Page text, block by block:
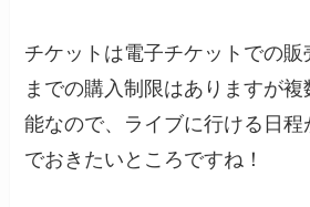
チケットは電子チケットでの
までの購入制限はありますが
能なので、ライブに行ける日
でおきたいところですね！